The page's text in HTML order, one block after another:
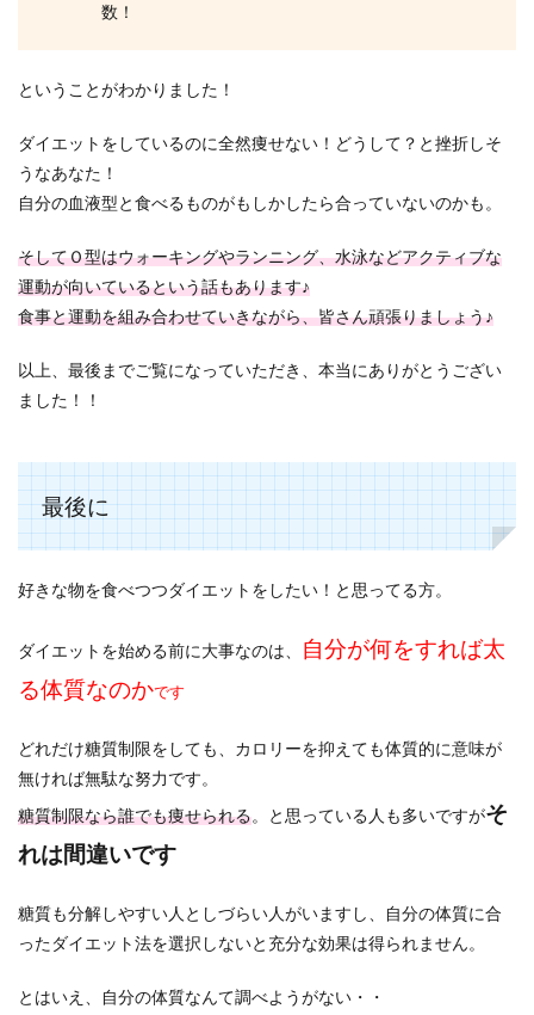
数！
ということがわかりました！
ダイエットをしているのに全然痩せない！どうして？と挫折しそ
うなあなた！
自分の血液型と食べるものがもしかしたら合っていないのかも。
そしてＯ型はウォーキングやランニング、水泳などアクティブな
運動が向いているという話もあります♪
食事と運動を組み合わせていきながら、皆さん頑張りましょう♪
以上、最後までご覧になっていただき、本当にありがとうござい
ました！！
最後に
好きな物を食べつつダイエットをしたい！と思ってる方。
ダイエットを始める前に大事なのは、
自分が何をすれば太
る体質なのかです
どれだけ糖質制限をしても、カロリーを抑えても体質的に意味が
無ければ無駄な努力です。
糖質制限なら誰でも痩せられる。と思っている人も多いですがそ
れは間違いです
糖質も分解しやすい人としづらい人がいますし、自分の体質に合
ったダイエット法を選択しないと充分な効果は得られません。
とはいえ、自分の体質なんて調べようがない・・